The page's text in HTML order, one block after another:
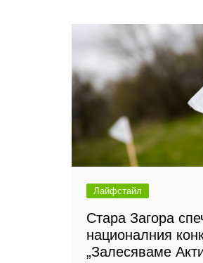
Лайфстайл
Стара Загора
националния
„Залесяваме